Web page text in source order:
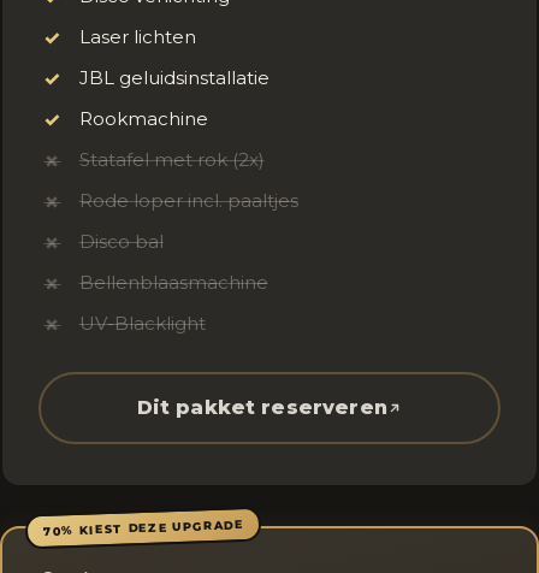
✓
Laser lichten
✓
JBL geluidsinstallatie
✓
Rookmachine
✗
Statafel met rok (2x)
✗
Rode loper incl. paaltjes
✗
Disco bal
✗
Bellenblaasmachine
✗
UV-Blacklight
Dit pakket reserveren
70% KIEST DEZE UPGRADE